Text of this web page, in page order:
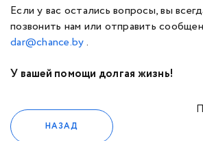
Если у вас остались вопросы, вы
позвонить нам или отправить
dar@chance.by.
У вашей помощи долгая жизнь!
НАЗАД